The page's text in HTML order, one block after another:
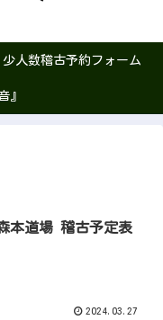
少人数稽古予約フォーム
』
本道場 稽古予定表
2024.03.27